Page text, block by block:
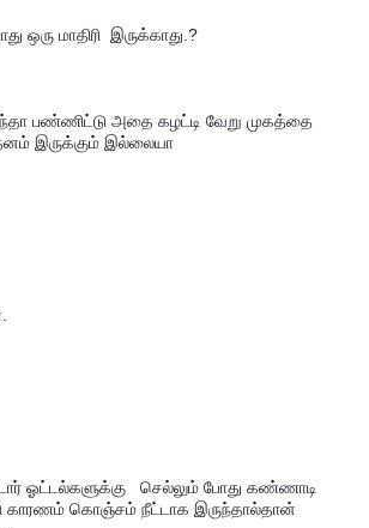
ஒரு மாதிரி  இருக்காது.?
பண்ணிட்டு அதை கழட்டி வேறு முகத்தை
இருக்கும் இல்லையா
காரணம் கொஞ்சம் நீட்டாக இருந்தால்தான்